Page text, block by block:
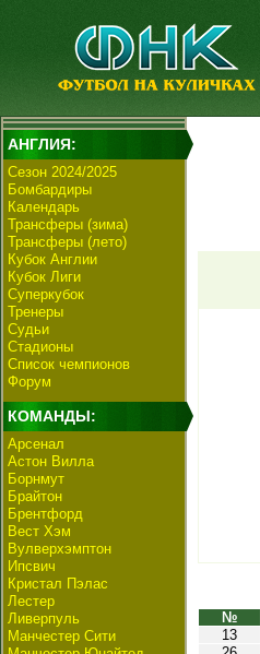
АНГЛИЯ:
Сезон 2024/2025
Бомбардиры
Календарь
Трансферы (зима)
Трансферы (лето)
Кубок Англии
Кубок Лиги
Суперкубок
Тренеры
Судьи
Стадионы
Список чемпионов
Форум
КОМАНДЫ:
Арсенал
Астон Вилла
Борнмут
Брайтон
Брентфорд
Вест Хэм
Вулверхэмптон
Ипсвич
Кристал Пэлас
Лестер
Ливерпуль
Манчестер Сити
№
13